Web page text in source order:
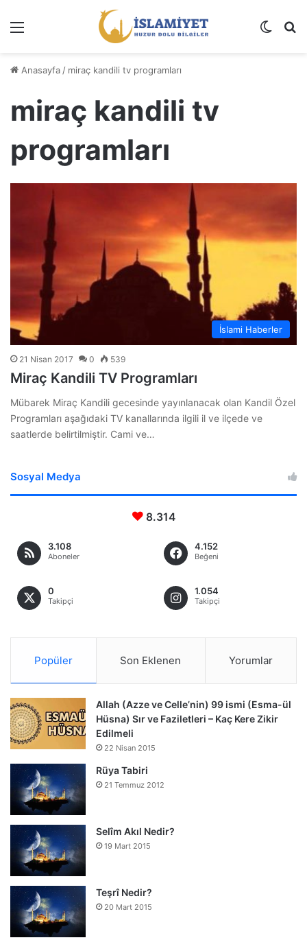
Dış
Anasayfa / miraç kandili tv programları
miraç kandili tv
programları
İslami Haberler
21 Nisan 2017 0 539
Miraç Kandili TV Programları
Mübarek Miraç Kandili gecesinde yayınlanacak olan Kandil Özel
Programları aşağıdaki TV kanallarında ilgili il ve ilçede ve
saatlerde belirtilmiştir. Cami ve…
Sosyal Medya
8.314
3.108
Aboneler
4.152
Beğeni
0
Takipçi
1.054
Takipçi
Popüler Son Eklenen Yorumlar
Allah (Azze ve Celle’nin) 99 ismi (Esma-ül
Hüsna) Sır ve Faziletleri – Kaç Kere Zikir
Edilmeli
22 Nisan 2015
Rüya Tabiri
21 Temmuz 2012
Selîm Akıl Nedir?
19 Mart 2015
Teşrî Nedir?
20 Mart 2015